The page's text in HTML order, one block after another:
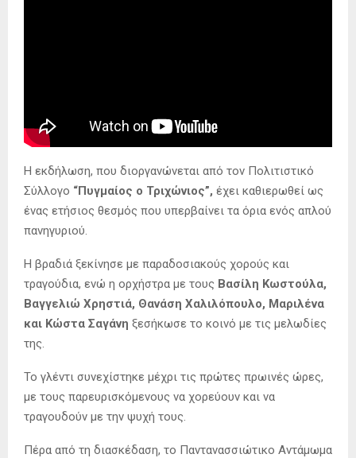
Η εκδήλωση, που διοργανώνεται από τον Πολιτιστικό
Σύλλογο “Πυγμαίος ο Τριχώνιος”, έχει καθιερωθεί ως
ένας ετήσιος θεσμός που υπερβαίνει τα όρια ενός απλού
πανηγυριού.
Η βραδιά ξεκίνησε με παραδοσιακούς χορούς και
τραγούδια, ενώ η ορχήστρα με τους Βασίλη Κωστούλα,
Βαγγελιώ Χρηστιά, Θανάση Χαλιλόπουλο, Μαριλένα
και Κώστα Σαγάνη ξεσήκωσε το κοινό με τις μελωδίες
της.
Το γλέντι συνεχίστηκε μέχρι τις πρώτες πρωινές ώρες,
με τους παρευρισκόμενους να χορεύουν και να
τραγουδούν με την ψυχή τους.
Πέρα από τη διασκέδαση, το Παντανασσιώτικο Αντάμωμα